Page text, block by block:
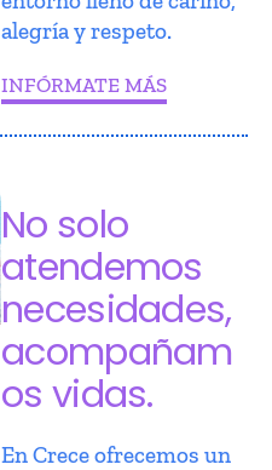
alegría y respeto.
INFÓRMATE MÁS
No solo
atendemos
necesidades,
acompañam
os vidas.
En Crece ofrecemos un